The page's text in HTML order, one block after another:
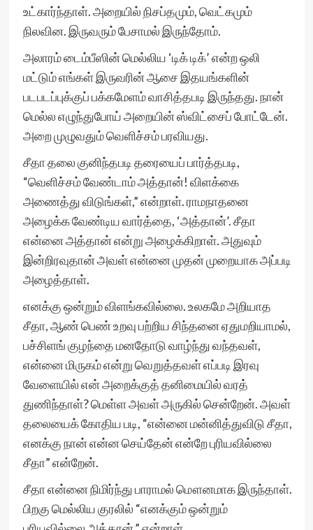
உட்கார்ந்தாள். அறையில் நிசப்தமும், வெட்கமும்
நிலவின. இருவரும் பேசாமல் இருந்தோம்.
அலாரம் டைம்பீஸின் மெல்லிய ‘டிக் டிக்’ என்ற ஒலி
மட்டும் எங்கள் இருவரின் ஆசை இதயங்களின்
படபடப்புக்குப் பக்கமேளம் வாசித்தபடி இருந்தது. நான்
மெல்ல எழுந்துபோய் அறையின் ஸ்விட்சைப் போட்டேன்.
அறை முழுவதும் வெளிச்சம் பரவியது.
சீதா தலை குனிந்தபடி தரையைப் பார்த்தபடி,
“வெளிச்சம் வேண்டாம் அத்தான்! விளக்கை
அணைத்து விடுங்கள்,” என்றாள். ராமநாதனை
அழைக்க வேண்டிய வார்த்தை, ‘அத்தான்’. சீதா
என்னை அத்தான் என்று அழைக்கிறாள். அதுவும்
இன்றிரவுதான் அவள் என்னை முதன் முறையாக அப்படி
அழைத்தாள்.
எனக்கு ஒன்றும் விளங்கவில்லை. உலகமே அறியாத
சீதா, ஆண் பெண் உறவு பற்றிய சிந்தனை ஏதுமறியாமல்,
பச்சிளங் குழந்தை மனதோடு வாழ்ந்து வந்தவள்,
என்னை மிருகம் என்று வெறுத்தவள் எப்படி இரவு
வேளையில் என் அறைக்குத் தனிமையில் வரத்
துணிந்தாள்? மெள்ள அவள் அருகில் சென்றேன். அவள்
தலையைக் கோதிய படி, “என்னை மன்னித்துவிடு சீதா,
எனக்கு நான் என்ன செய்தேன் என்றே புரியவில்லை
சீதா” என்றேன்.
சீதா என்னை நிமிர்ந்து பாராமல் மௌனமாக இருந்தாள்.
பிறகு மெல்லிய குரலில் “எனக்கும் ஒன்றும்